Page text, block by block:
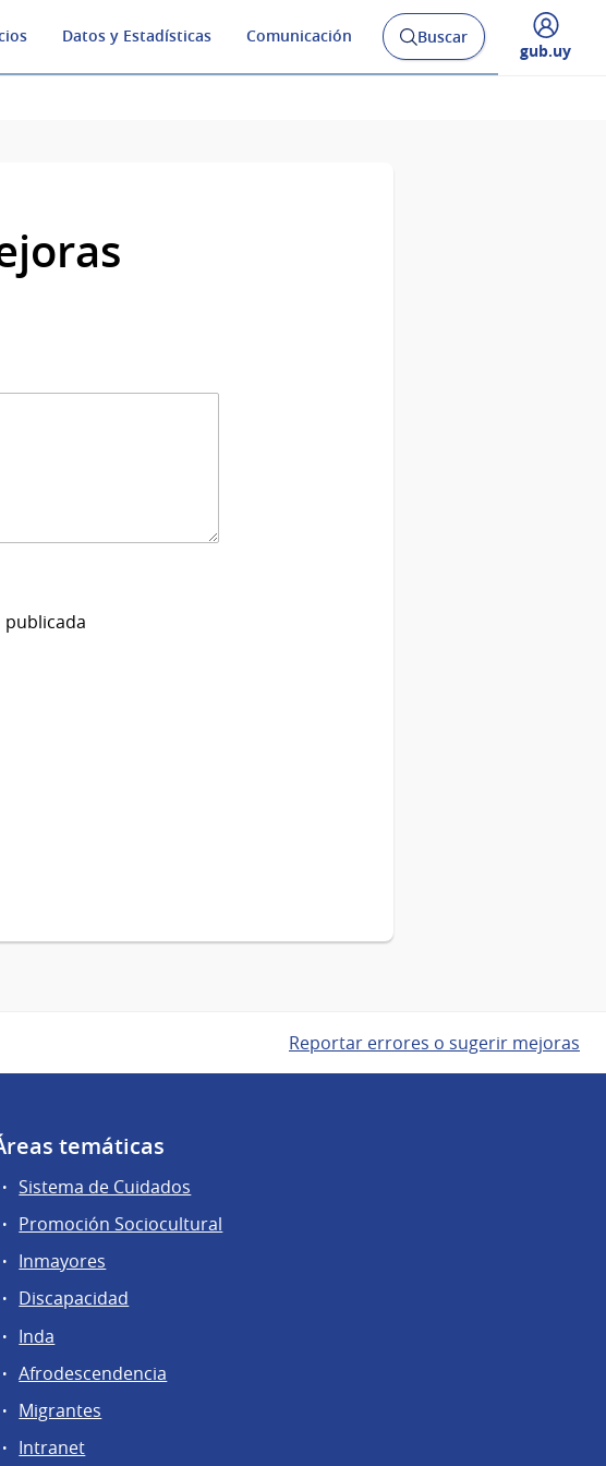
Datos y Estadísticas Comunicación
Abrir
buscador
Buscar
Desplegar
gub.uy
Reportar errores o sugerir mejoras
temáticas
Sistema de Cuidados
Promoción Sociocultural
Inmayores
Discapacidad
Inda
Afrodescendencia
Migrantes
Intranet